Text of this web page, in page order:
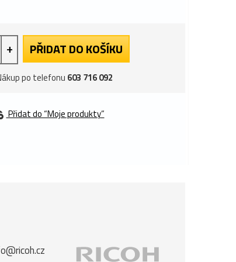
+ PŘIDAT DO KOŠÍKU
po telefonu 603 716 092
Přidat do “Moje produkty”